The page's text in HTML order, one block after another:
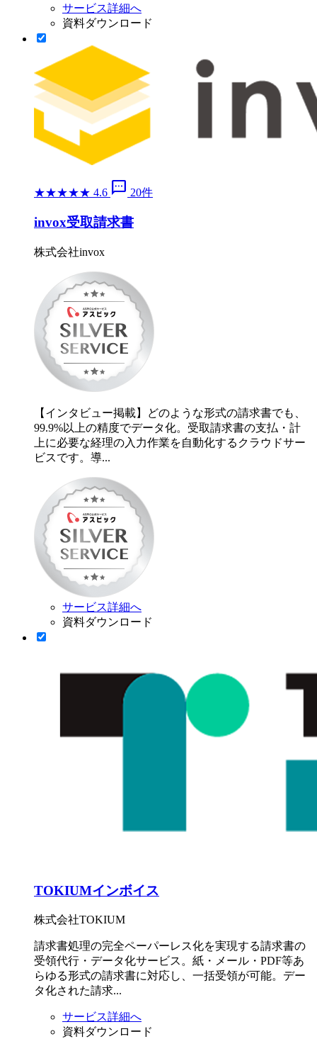
サービス詳細へ
資料ダウンロード
★★★★★ 4.6 sms 20件
invox受取請求書
株式会社invox
【インタビュー掲載】どのような形式の請求書でも、
99.9%以上の精度でデータ化。受取請求書の支払・計
上に必要な経理の入力作業を自動化するクラウドサー
ビスです。導...
サービス詳細へ
資料ダウンロード
TOKIUMインボイス
株式会社TOKIUM
請求書処理の完全ペーパーレス化を実現する請求書の
受領代行・データ化サービス。紙・メール・PDF等あ
らゆる形式の請求書に対応し、一括受領が可能。デー
タ化された請求...
サービス詳細へ
資料ダウンロード